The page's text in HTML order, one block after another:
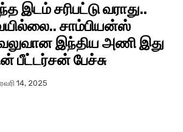
இடம் சரிபட்டு வராது..
சாம்பியன்ஸ்
வலுவான இந்திய அணி இது
பீட்டர்சன் பேச்சு
14, 2025